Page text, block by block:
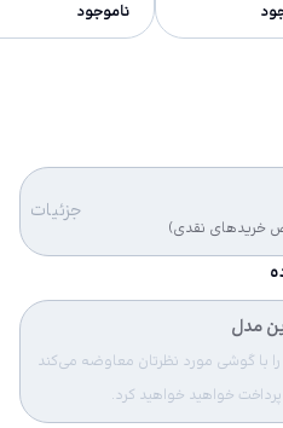
ناموجود
خریدهای نقدی)
جزئیات
مدل
با گوشی مورد نظرتان معاوضه می‌کند
پرداخت خواهید خواهید کرد.